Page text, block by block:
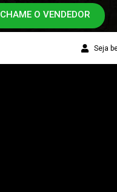
CHAME O VENDEDOR
Seja